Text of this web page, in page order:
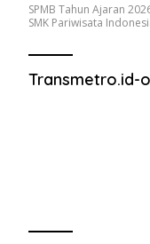
SPMB Tahun Ajaran
SMK Pariwisata
Transmetro.id-